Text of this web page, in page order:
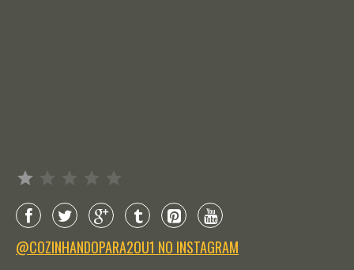
@COZINHANDOPARA2OU1 NO INSTAGRAM